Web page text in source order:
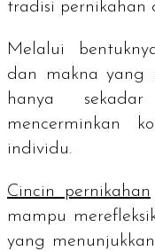
tradisi pernikahan
Melalui
dan makna yang
hanya
mencerminkan
individu.
Cincin pernikahan
mampu
yang